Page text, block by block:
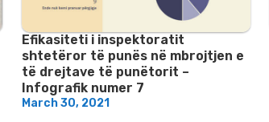
Efikasiteti i inspektoratit
shtetëror të punës në mbrojtjen e
të drejtave të punëtorit –
Infografik numer 7
March 30, 2021